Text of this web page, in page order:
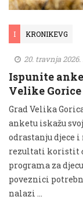
I KRONIKEVG
20. travnja 2026.
Ispunite
Velike
Grad Velika
anketu iskažu
odrastanju djece
rezultati koristit
programa za
poveznici
nalazi …